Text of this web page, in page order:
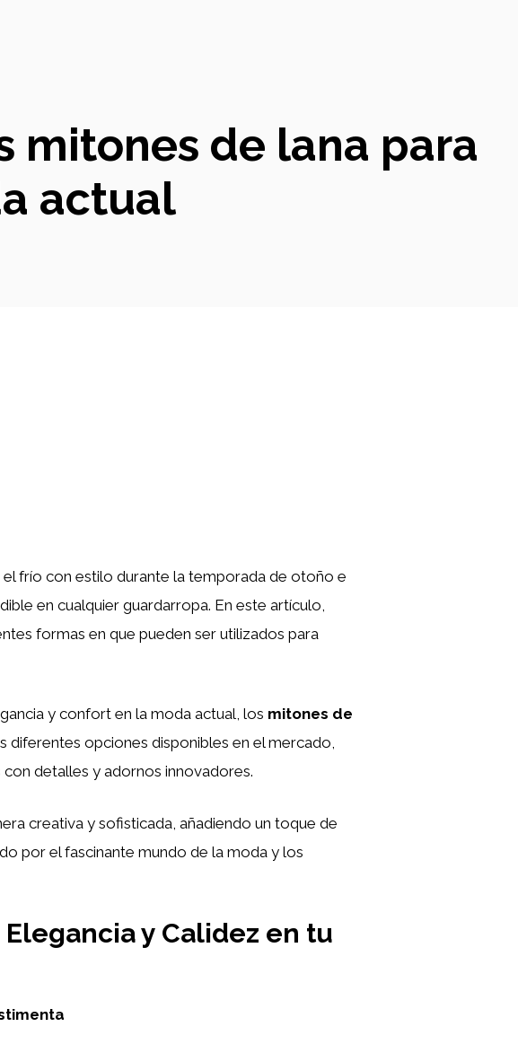
mitones de lana para
actual
frío con estilo durante la temporada de otoño e
en cualquier guardarropa. En este artículo,
formas en que pueden ser utilizados para
y confort en la moda actual, los mitones de
diferentes opciones disponibles en el mercado,
detalles y adornos innovadores.
creativa y sofisticada, añadiendo un toque de
por el fascinante mundo de la moda y los
y Calidez en tu